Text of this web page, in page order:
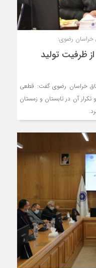
خراسان رضوی:
معادل ۱۶ درصد از ظرفیت تولید
خراسان رضوی گفت: قطعی
آن در تابستان و زمستان